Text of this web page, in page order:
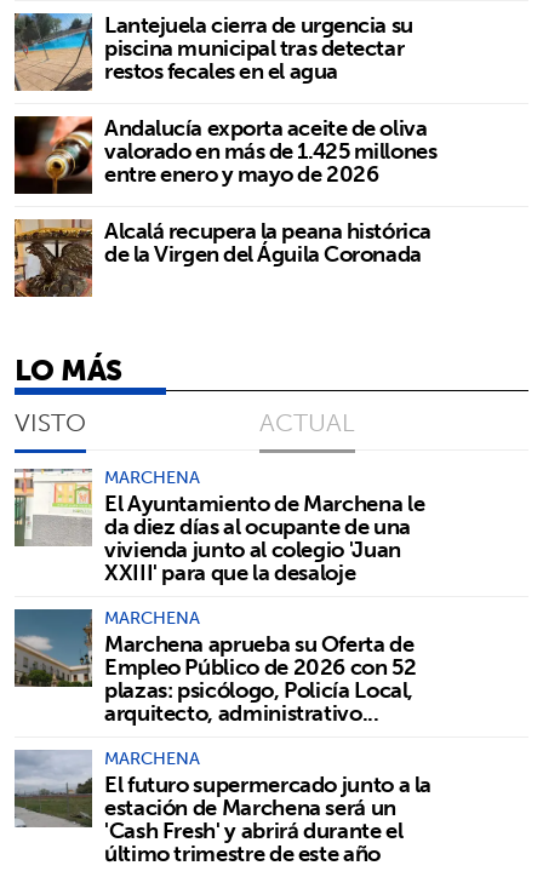
Lantejuela cierra de urgencia su
piscina municipal tras detectar
restos fecales en el agua
Andalucía exporta aceite de oliva
valorado en más de 1.425 millones
entre enero y mayo de 2026
Alcalá recupera la peana histórica
de la Virgen del Águila Coronada
LO MÁS
VISTO ACTUAL
MARCHENA
El Ayuntamiento de Marchena le
da diez días al ocupante de una
vivienda junto al colegio 'Juan
XXIII' para que la desaloje
MARCHENA
Marchena aprueba su Oferta de
Empleo Público de 2026 con 52
plazas: psicólogo, Policía Local,
arquitecto, administrativo...
MARCHENA
El futuro supermercado junto a la
estación de Marchena será un
'Cash Fresh' y abrirá durante el
último trimestre de este año